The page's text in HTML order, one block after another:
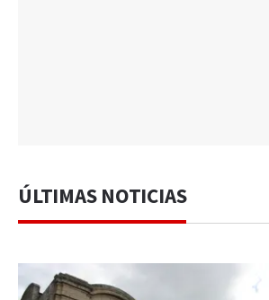
ÚLTIMAS NOTICIAS